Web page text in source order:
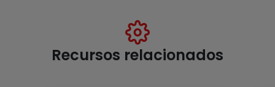
Recursos relacionados